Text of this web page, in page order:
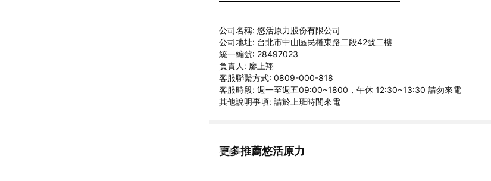
公司名稱: 悠活原力股份有限公司
公司地址: 台北市中山區民權東路二段42號二樓
統一編號: 28497023
負責人: 廖上翔
客服聯繫方式: 0809-000-818
客服時段: 週一至週五09:00~1800，午休 12:30~13:30 請勿來電
其他說明事項: 請於上班時間來電
更多推薦悠活原力
看更多